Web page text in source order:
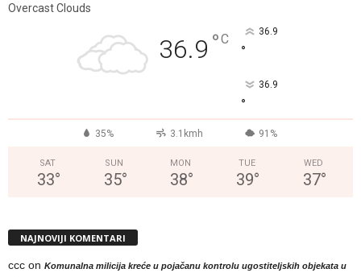
Overcast Clouds
36.9 °C 36.9
°
36.9
°
35% 3.1kmh 91%
SAT
33°
SUN
35°
MON
38°
TUE
39°
WED
37°
NAJNOVIJI KOMENTARI
ccc on Komunalna milicija kreće u pojačanu kontrolu ugostiteljskih objekata u